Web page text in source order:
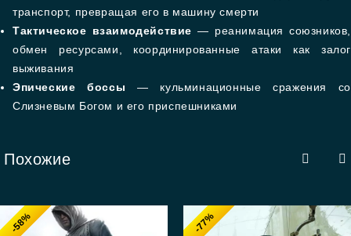
транспорт, превращая его в машину смерти
Тактическое взаимодействие — реанимация союзников,
обмен ресурсами, координированные атаки как залог
выживания
Эпические боссы — кульминационные сражения со
Слизневым Богом и его приспешниками
Похожие
-58% -77%